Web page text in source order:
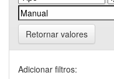
Retornar valores
Adicionar filtros: